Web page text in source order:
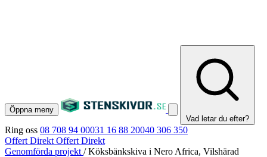
Öppna meny
Vad letar du efter?
Ring oss 08 708 94 00031 16 88 20040 306 350
Offert Direkt Offert Direkt
Genomförda projekt / Köksbänkskiva i Nero Africa, Vilshärad